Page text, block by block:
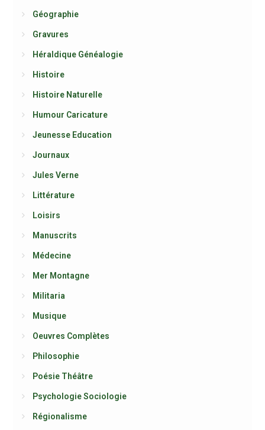
Géographie
Gravures
Héraldique Généalogie
Histoire
Histoire Naturelle
Humour Caricature
Jeunesse Education
Journaux
Jules Verne
Littérature
Loisirs
Manuscrits
Médecine
Mer Montagne
Militaria
Musique
Oeuvres Complètes
Philosophie
Poésie Théâtre
Psychologie Sociologie
Régionalisme